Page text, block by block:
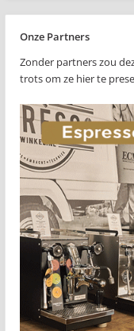
Onze Partners
Zonder partners zou
trots om ze hier te